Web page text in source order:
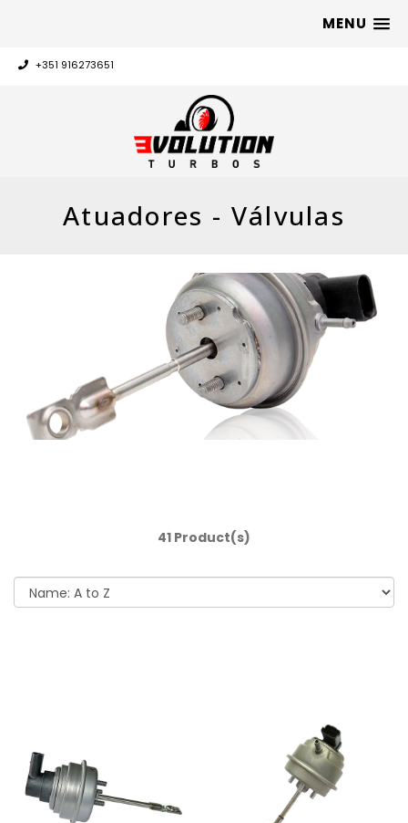
MENU
+351 916273651
Atuadores - Válvulas
41 Product(s)